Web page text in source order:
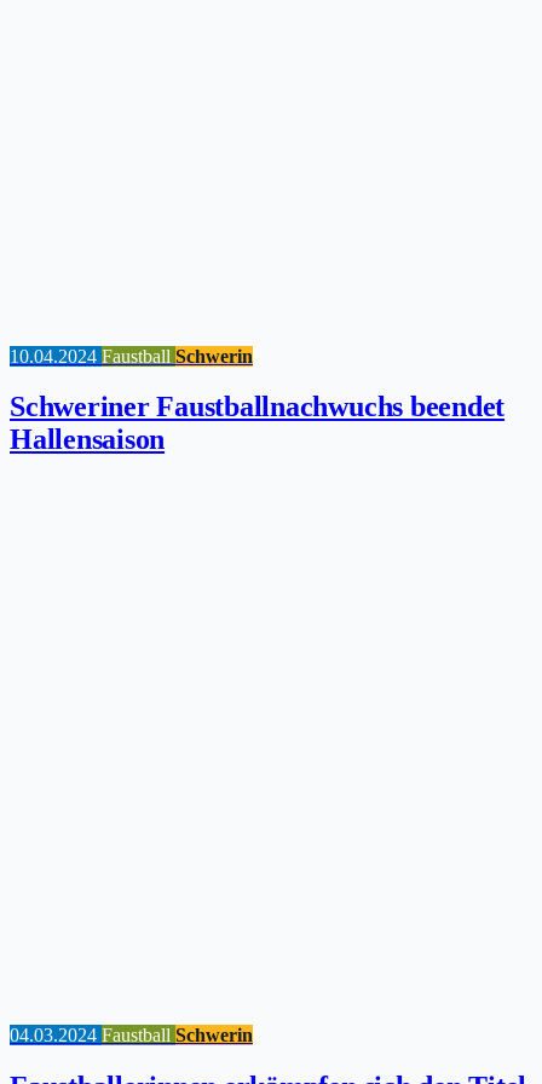
10.04.2024 Faustball Schwerin
Schweriner Faustballnachwuchs beendet
Hallensaison
04.03.2024 Faustball Schwerin